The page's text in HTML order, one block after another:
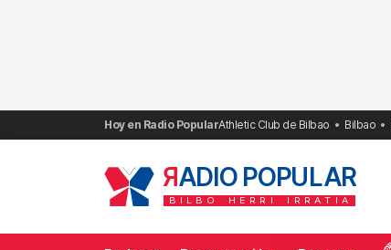
Hoy en Radio PopularAthletic Club de Bilbao Bilbao
RADIO POPULAR
BILBO HERRI IRRATIA